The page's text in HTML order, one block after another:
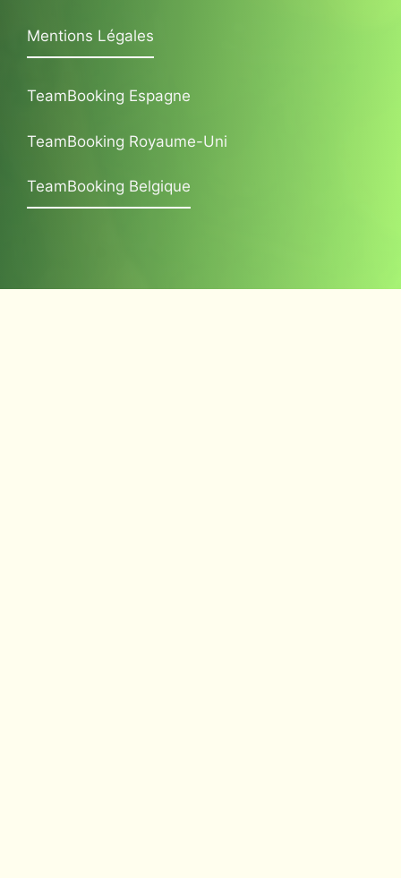
Mentions Légales
TeamBooking Espagne
TeamBooking Royaume-Uni
TeamBooking Belgique